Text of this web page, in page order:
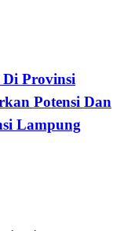
Provinsi
Potensi Dan
Lampung